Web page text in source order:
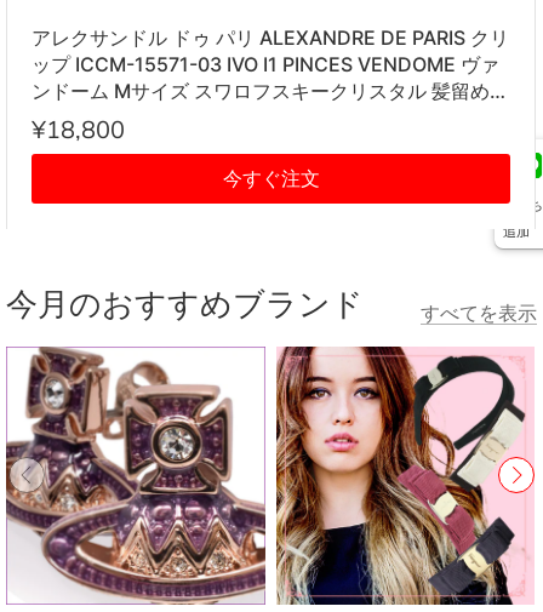
友だち
追加
アレクサンドル ドゥ パリ ALEXANDRE DE PARIS クリ
ップ ICCM-15571-03 IVO I1 PINCES VENDOME ヴァ
ンドーム Mサイズ スワロフスキークリスタル 髪留め
レディース アイボリー系
¥18,800
今すぐ注文
今月のおすすめブランド すべてを表示